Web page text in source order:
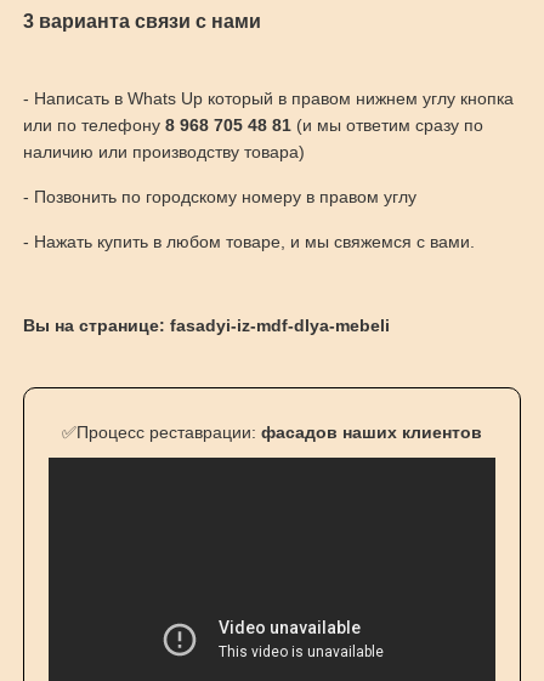
3 варианта связи с нами
- Написать в Whats Up который в правом нижнем углу кнопка
или по телефону 8 968 705 48 81(и мы ответим сразу по
наличию или производству товара)
- Позвонить по городскому номеру в правом углу
- Нажать купить в любом товаре, и мы свяжемся с вами.
Вы на странице: fasadyi-iz-mdf-dlya-mebeli
✅Процесс реставрации: фасадов наших клиентов